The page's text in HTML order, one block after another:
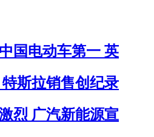
国电动车第一 英
斯拉销售创纪录
烈 广汽新能源宣